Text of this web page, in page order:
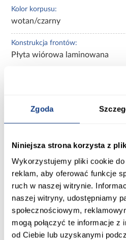
Zgoda
Niniejsza strona korzysta z
Wykorzystujemy pliki cookie
reklam, aby oferować funkcje
ruch w naszej witrynie.
naszej witryny, udostępniamy
społecznościowym,
mogą połączyć te informacje
od Ciebie lub uzyskanymi
Kolor korpusu:
wotan/czarny
Konstrukcja frontów:
Płyta wiórowa laminowana
Wykończenie frontów:
mat
Wykończenie korpusu:
Inni Klienci